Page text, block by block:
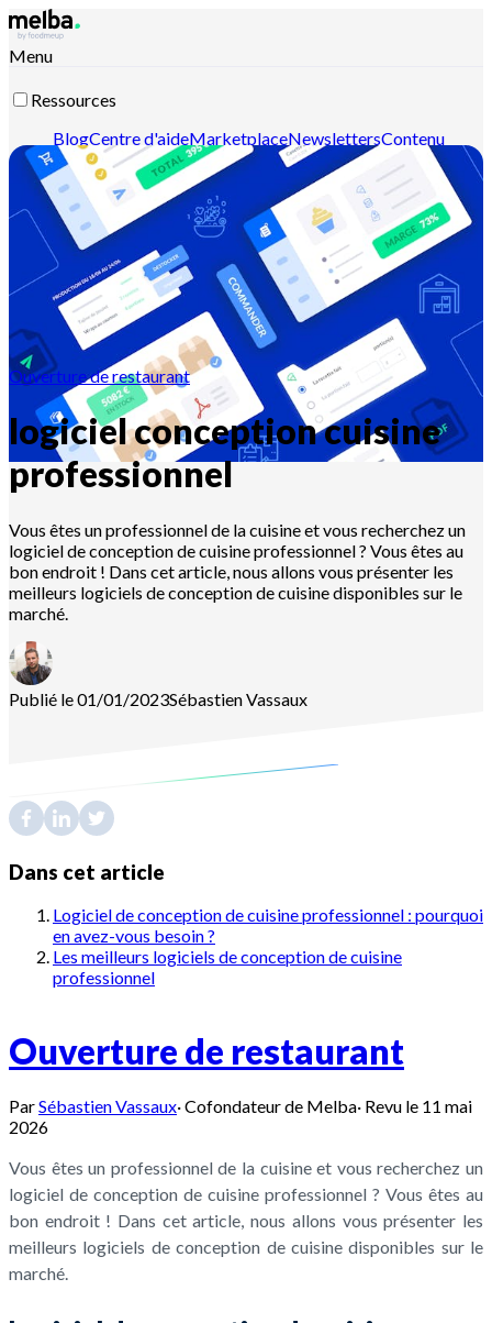
Menu
Ressources
BlogCentre d'aideMarketplaceNewslettersContenu
intelligentDocumentation APIDocumentation MCP
Contactez-nousDécouvrir melba
Ouverture de restaurant
logiciel conception cuisine
professionnel
Vous êtes un professionnel de la cuisine et vous recherchez un
logiciel de conception de cuisine professionnel ? Vous êtes au
bon endroit ! Dans cet article, nous allons vous présenter les
meilleurs logiciels de conception de cuisine disponibles sur le
marché.
Publié le 01/01/2023SébastienVassaux
Dans cet article
Logiciel de conception de cuisine professionnel : pourquoi
en avez-vous besoin ?
Les meilleurs logiciels de conception de cuisine
professionnel
Ouverture de restaurant
ParSébastien Vassaux·Cofondateur de Melba· Revu le 11 mai
2026
Vous êtes un professionnel de la cuisine et vous recherchez un
logiciel de conception de cuisine professionnel ? Vous êtes au
bon endroit ! Dans cet article, nous allons vous présenter les
meilleurs logiciels de conception de cuisine disponibles sur le
marché.